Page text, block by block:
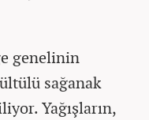
genelinin
sağanak
Yağışların,